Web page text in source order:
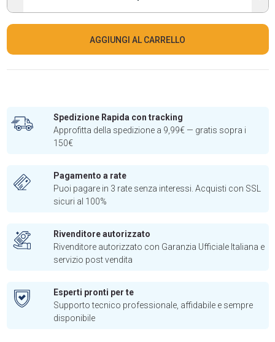
AGGIUNGI AL CARRELLO
Spedizione Rapida con tracking
Approfitta della spedizione a 9,99€ — gratis sopra i
150€
Pagamento a rate
Puoi pagare in 3 rate senza interessi. Acquisti con SSL
sicuri al 100%
Rivenditore autorizzato
Rivenditore autorizzato con Garanzia Ufficiale Italiana e
servizio post vendita
Esperti pronti per te
Supporto tecnico professionale, affidabile e sempre
disponibile